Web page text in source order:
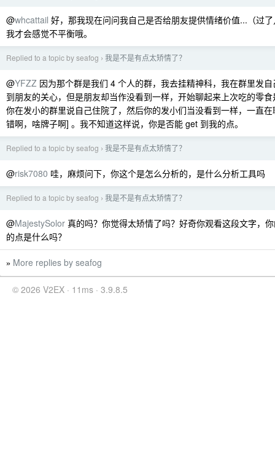
@whcattail 好，那我现在问问我自己是否给朋友提供情绪价值...（过
我才会感觉不平衡哦。
Replied to a topic by seafog › 我是不是有点太矫情了？
@YFZZ 因为那个群是我们 4 个人的群，我去挂精神科，我在群里发
到朋友的关心，但是朋友却当作没看到一样，开始聊起来上次吃的零
你在发小的群里说自己住院了，然后你的发小们当没看到一样，一直
错啊，啥牌子啊] 。我不知道这样说，你是否能 get 到我的点。
Replied to a topic by seafog › 我是不是有点太矫情了？
@risk7080 哇，麻烦问下，你这个是怎么分析的，是什么分析工具吗
Replied to a topic by seafog › 我是不是有点太矫情了？
@MajestySolor 真的吗？你觉得太矫情了吗？好奇你观看这段文字，
的点是什么吗？
» More replies by seafog
© 2026 V2EX · 11ms · 3.9.8.5